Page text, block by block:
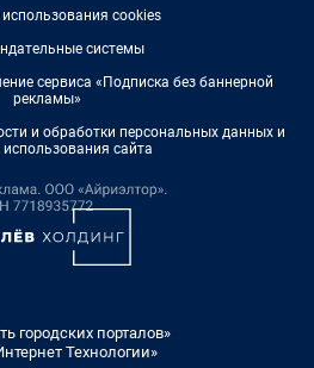
cookies
системы
сервиса «Подписка без баннерной
рекламы»
и обработки персональных данных и
сайта
городских порталов»
Технологии»